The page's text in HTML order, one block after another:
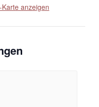
anzeigen